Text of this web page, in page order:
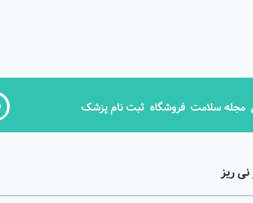
مجله سلامت فروشگاه ثبت نام پزشک
ریز